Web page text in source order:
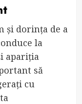
și dorința de a
la
apariția
să
cu